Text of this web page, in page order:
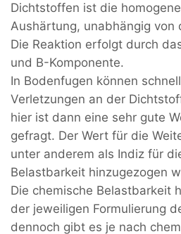
Dichtstoffen ist die
Aushärtung, unabhängig von
Die Reaktion erfolgt durch
und B-Komponente.
In Bodenfugen können
Verletzungen an der
hier ist dann eine sehr gute
gefragt. Der Wert für die
unter anderem als Indiz für
Belastbarkeit hinzugezogen
Die chemische Belastbarkeit
der jeweiligen Formulierung
dennoch gibt es je nach